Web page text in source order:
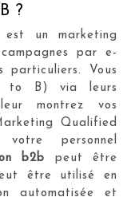
?
est un marketing
par e-
Vous
to B) via leurs
montrez vos
Qualified
personnel
b2b peut être
être utilisé en
automatisée et